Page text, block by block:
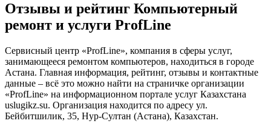
Отзывы и рейтинг Компьютерный
ремонт и услуги ProfLine
Сервисный центр «ProfLine», компания в сферы услуг,
занимающееся ремонтом компьютеров, находиться в городе
Астана. Главная информация, рейтинг, отзывы и контактные
данные – всё это можно найти на страничке организации
«ProfLine» на информационном портале услуг Казахстана
uslugikz.su. Организация находится по адресу ул.
Бейбитшилик, 35, Нур-Султан (Астана), Казахстан.